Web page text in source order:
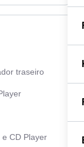
traseiro
e CD Player